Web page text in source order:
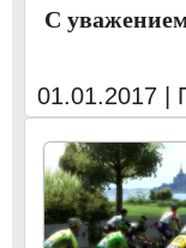
С
01.01.2017